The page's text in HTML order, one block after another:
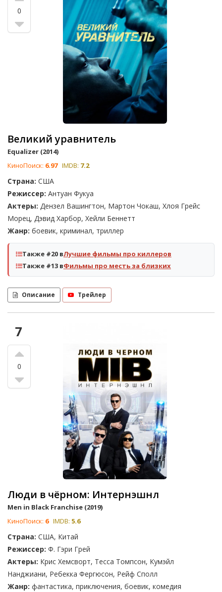
0
Великий уравнитель
Equalizer (2014)
КиноПоиск: 6.97 IMDB: 7.2
Страна: США
Режиссер: Антуан Фукуа
Актеры: Дензел Вашингтон, Мартон Чокаш, Хлоя Грейс
Морец, Дэвид Харбор, Хейли Беннетт
Жанр: боевик, криминал, триллер
Также #20 вЛучшие фильмы про киллеров
Также #13 вФильмы про месть за близких
Описание Трейлер
7
0
Люди в чёрном: Интернэшнл
Men in Black Franchise (2019)
КиноПоиск: 6 IMDB: 5.6
Страна: США, Китай
Режиссер: Ф. Гэри Грей
Актеры: Крис Хемсворт, Тесса Томпсон, Кумэйл
Нанджиани, Ребекка Фергюсон, Рейф Сполл
Жанр: фантастика, приключения, боевик, комедия